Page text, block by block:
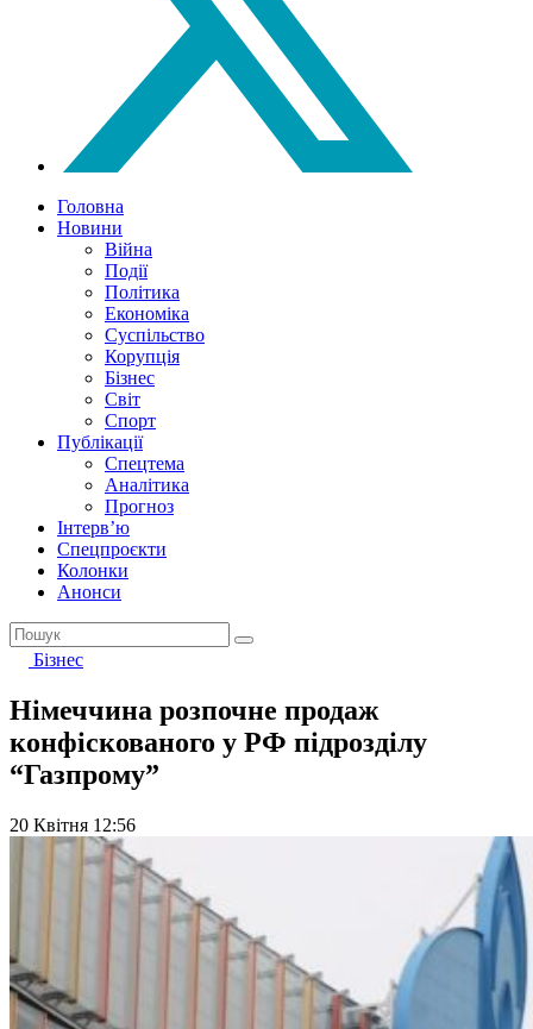
Головна
Новини
Війна
Події
Політика
Економіка
Суспільство
Корупція
Бізнес
Світ
Спорт
Публікації
Спецтема
Аналітика
Прогноз
Інтерв’ю
Спецпроєкти
Колонки
Анонси
Бізнес
Німеччина розпочне продаж
конфіскованого у РФ підрозділу
“Газпрому”
20 Квітня 12:56